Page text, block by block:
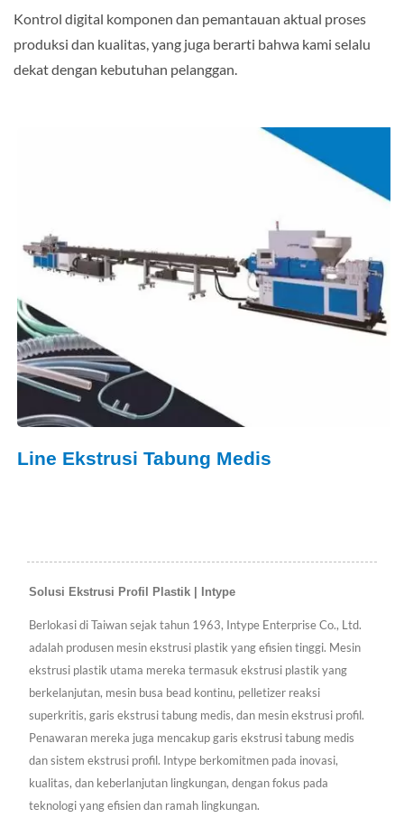
Kontrol digital komponen dan pemantauan aktual proses
produksi dan kualitas, yang juga berarti bahwa kami selalu
dekat dengan kebutuhan pelanggan.
Line Ekstrusi Tabung Medis
Solusi Ekstrusi Profil Plastik | Intype
Berlokasi di Taiwan sejak tahun 1963, Intype Enterprise Co., Ltd.
adalah produsen mesin ekstrusi plastik yang efisien tinggi. Mesin
ekstrusi plastik utama mereka termasuk ekstrusi plastik yang
berkelanjutan, mesin busa bead kontinu, pelletizer reaksi
superkritis, garis ekstrusi tabung medis, dan mesin ekstrusi profil.
Penawaran mereka juga mencakup garis ekstrusi tabung medis
dan sistem ekstrusi profil. Intype berkomitmen pada inovasi,
kualitas, dan keberlanjutan lingkungan, dengan fokus pada
teknologi yang efisien dan ramah lingkungan.